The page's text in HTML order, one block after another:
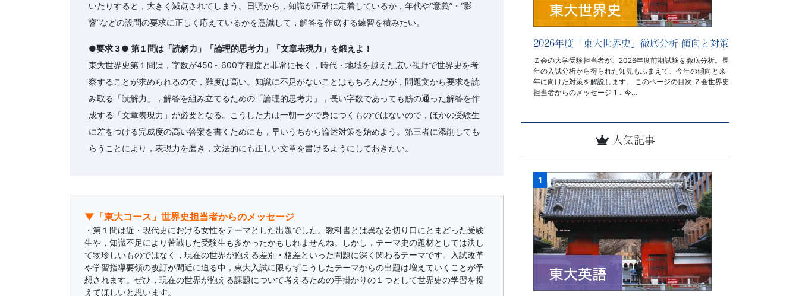
いたりすると，大きく減点されてしまう。日頃から，知識が正確に定着しているか，年代や“意義”・“影
響”などの設問の要求に正しく応えているかを意識して，解答を作成する練習を積みたい。
●要求３● 第１問は「読解力」「論理的思考力」「文章表現力」を鍛えよ！
東大世界史第１問は，字数が450～600字程度と非常に長く，時代・地域を越えた広い視野で世界史を考
察することが求められるので，難度は高い。知識に不足がないことはもちろんだが，問題文から要求を読
み取る「読解力」，解答を組み立てるための「論理的思考力」，長い字数であっても筋の通った解答を作
成する「文章表現力」が必要となる。こうした力は一朝一夕で身につくものではないので，ほかの受験生
に差をつける完成度の高い答案を書くためにも，早いうちから論述対策を始めよう。第三者に添削しても
らうことにより，表現力を磨き，文法的にも正しい文章を書けるようにしておきたい。
▼「東大コース」世界史担当者からのメッセージ
・第１問は近・現代史における女性をテーマとした出題でした。教科書とは異なる切り口にとまどった受験
生や，知識不足により苦戦した受験生も多かったかもしれませんね。しかし，テーマ史の題材としては決し
て物珍しいものではなく，現在の世界が抱える差別・格差といった問題に深く関わるテーマです。入試改革
や学習指導要領の改訂が間近に迫る中，東大入試に限らずこうしたテーマからの出題は増えていくことが予
想されます。ぜひ，現在の世界が抱える課題について考えるための手掛かりの１つとして世界史の学習を捉
えてほしいと思います。
2026年度「東大世界史」徹底分析 傾向と対策
Ｚ会の大学受験担当者が、2026年度前期試験を徹底分析。長
年の入試分析から得られた知見もふまえて、今年の傾向と来
年に向けた対策を解説します。 このページの目次 Ｚ会世界史
担当者からのメッセージ 1．今…
人気記事